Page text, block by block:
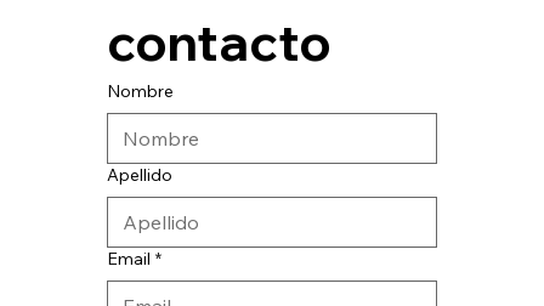
contacto
Nombre
Apellido
Email *